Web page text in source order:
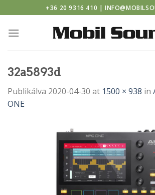
to
content
+36 20 9316 410 |
32a5893d
Publikálva 2020-04-30 at 1500 × 938 in
ONE